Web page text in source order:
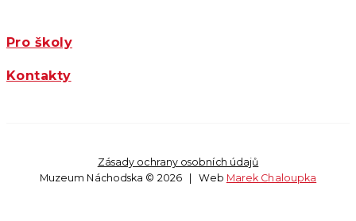
Pro školy
Kontakty
Zásady ochrany osobních údajů
Muzeum Náchodska © 2026 | Web Marek Chaloupka